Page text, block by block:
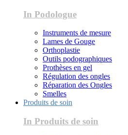
In Podologue
Instruments de mesure
Lames de Gouge
Orthoplastie
Outils podographiques
Prothèses en gel
Régulation des ongles
Réparation des Ongles
Smelles
Produits de soin
In Produits de soin